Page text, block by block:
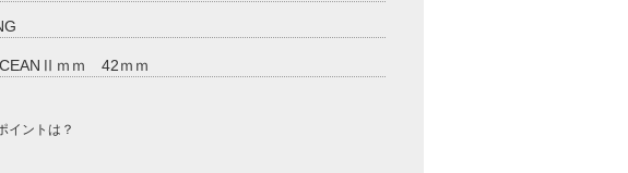
ｍｍ 42ｍｍ
イントは？